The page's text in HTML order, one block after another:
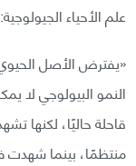
علم الأحياء الجيولوجية:
«يفترض الأصل
النمو البيولوجي لا
قاحلة حاليًا، لكنها
منتظمًا، بينما شهدت